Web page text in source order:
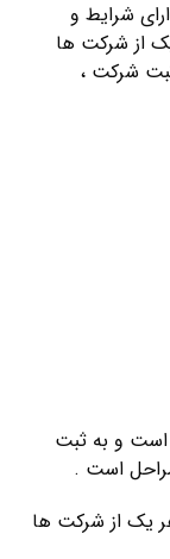
شرایط و
از شرکت ها
شرکت ،
است و به ثبت
است .
یک از شرکت ها